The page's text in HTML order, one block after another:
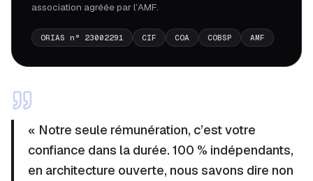
association agréée par l’AMF.
ORIAS n° 23002291 CIF COA COBSP AMF
« Notre seule rémunération, c’est votre
confiance dans la durée. 100 % indépendants,
en architecture ouverte, nous savons dire non